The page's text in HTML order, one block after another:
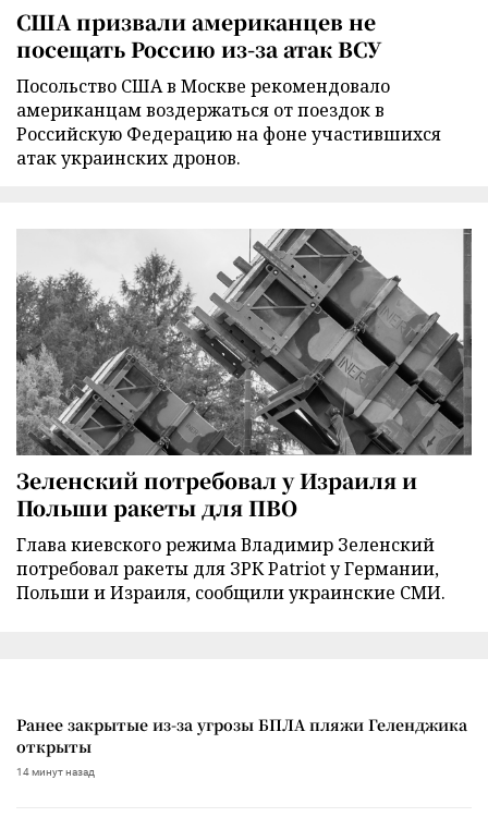
США призвали американцев не
посещать Россию из-за атак ВСУ
Посольство США в Москве рекомендовало
американцам воздержаться от поездок в
Российскую Федерацию на фоне участившихся
атак украинских дронов.
Зеленский потребовал у Израиля и
Польши ракеты для ПВО
Глава киевского режима Владимир Зеленский
потребовал ракеты для ЗРК Patriot у Германии,
Польши и Израиля, сообщили украинские СМИ.
Ранее закрытые из-за угрозы БПЛА пляжи Геленджика
открыты
14 минут назад